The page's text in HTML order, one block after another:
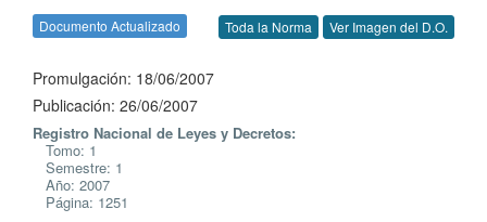
Documento Actualizado Toda la Norma Ver Imagen del D.O.
Promulgación: 18/06/2007
Publicación: 26/06/2007
Registro Nacional de Leyes y Decretos:
Tomo: 1
Semestre: 1
Año: 2007
Página: 1251